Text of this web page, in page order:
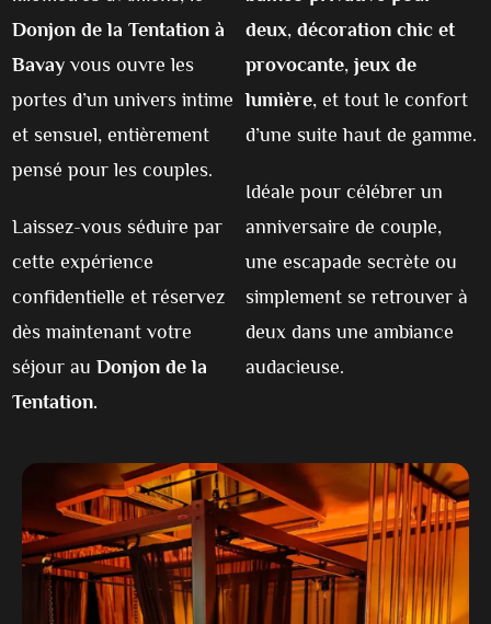
Donjon de la Tentation à
Bavay vous ouvre les
portes d’un univers intime
et sensuel, entièrement
pensé pour les couples.
Laissez-vous séduire par
cette expérience
confidentielle et réservez
dès maintenant votre
séjour auDonjon de la
Tentation.
deux, décoration chic et
provocante, jeux de
lumière, et tout le confort
d’une suite haut de gamme.
Idéale pour célébrer un
anniversaire de couple,
une escapade secrète ou
simplement se retrouver à
deux dans une ambiance
audacieuse.